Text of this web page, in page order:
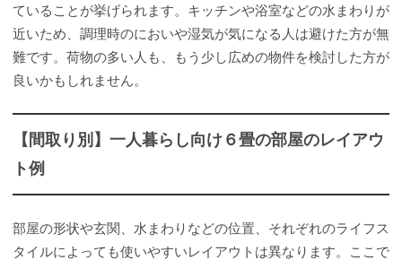
ていることが挙げられます。キッチンや浴室などの水まわりが
近いため、調理時のにおいや湿気が気になる人は避けた方が無
難です。荷物の多い人も、もう少し広めの物件を検討した方が
良いかもしれません。
【間取り別】一人暮らし向け６畳の部屋のレイアウ
ト例
部屋の形状や玄関、水まわりなどの位置、それぞれのライフス
タイルによっても使いやすいレイアウトは異なります。ここで